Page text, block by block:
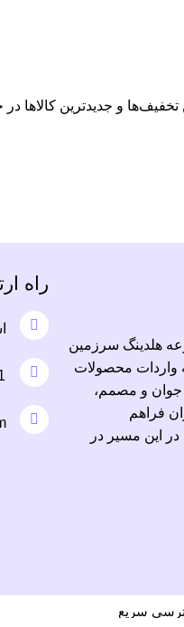
و جدیدترین کالاها در
هلدینگ سرزمین
واردات محصولات
جوان و مصمم،
فراهم
این مسیر در
راه
سریع